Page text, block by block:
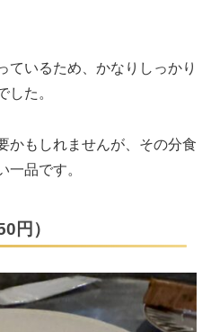
ているため、かなりしっかり
した。
かもしれませんが、その分食
一品です。
円）